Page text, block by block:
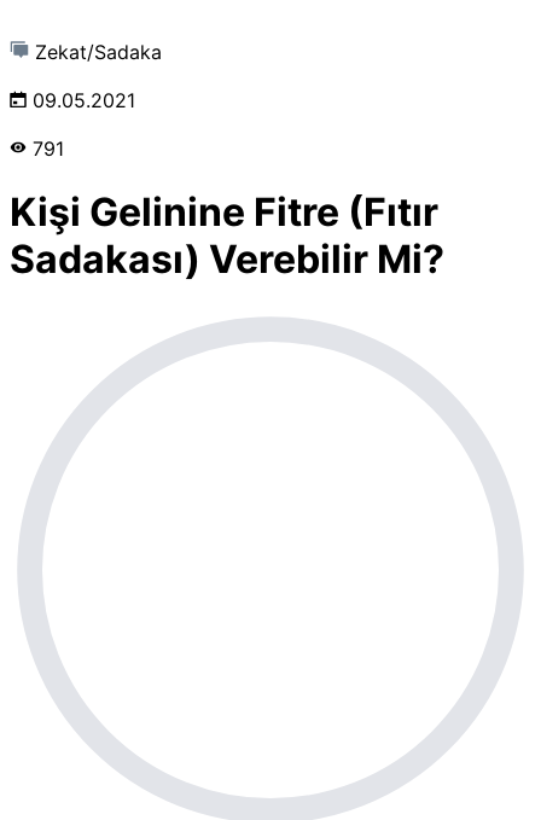
Zekat/Sadaka
09.05.2021
791
Kişi Gelinine Fitre (Fıtır
Sadakası) Verebilir Mi?